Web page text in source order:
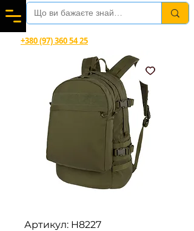
+380 (97) 360 54 25
Артикул: H8227